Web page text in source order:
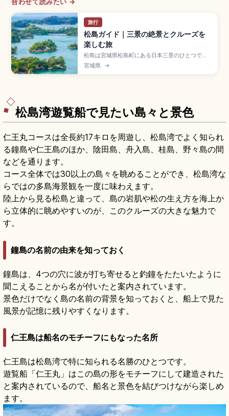
合わせて読みたい →
旅行
松島ガイド｜三景の絶景とクルーズを
楽しむ旅
松島は宮城県松島町にある日本三景のひとつで、
松島湾に点在する島々と伊達政宗ゆかりの寺社が
魅力の絶景スポット。松尾芭蕉も訪れた地として
宮城県 →
松島湾遊覧船で見たい島々と景色
仁王丸コースは全長約17キロを周遊し、松島湾でよく知られ
る鐘島や仁王島のほか、陰田島、舟入島、桂島、野々島の間
などを通ります。
コース全体では30以上の島々を眺めることができ、松島湾な
らではの多島海景観を一度に味わえます。
陸上から見る松島と違って、島の岩肌や松の生え方を海上か
ら立体的に眺めやすいのが、このクルーズの大きな魅力で
す。
鐘島の名前の由来を知っておく
鐘島は、4つの穴に波が打ち寄せると釣鐘をたたいたように
聞こえることから名が付いたと案内されています。
景色だけでなく島の名前の背景を知っておくと、船上で見た
風景が記憶に残りやすくなります。
仁王島は船名のモチーフにもなった名所
仁王島は松島湾で特に知られる名勝のひとつです。
遊覧船「仁王丸」はこの島の形をモチーフにして建造された
と案内されているので、船名と景色を結びつけながら楽しめ
ます。